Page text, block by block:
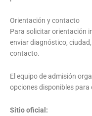
Orientación y contacto
Para solicitar orientación
enviar diagnóstico,
contacto.
El equipo de admisión
opciones disponibles
Sitio oficial: